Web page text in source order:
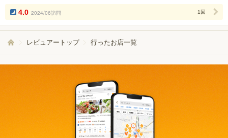
数
4.0 2024/06訪問 1回
レビュアートップ 行ったお店一覧